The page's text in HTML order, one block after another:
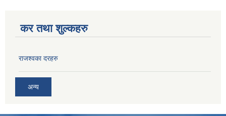
कर तथा शुल्कहरु
राजश्वका दरहरु
अन्य